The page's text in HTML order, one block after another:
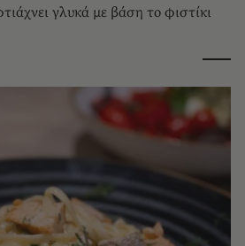
γλυκά με βάση το φιστίκι